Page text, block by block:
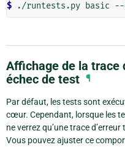
$
Affichage de la trace
échec de test ¶
Par défaut, les tests sont
cœur. Cependant, lorsque les
ne verrez qu’une trace
Vous pouvez ajuster ce